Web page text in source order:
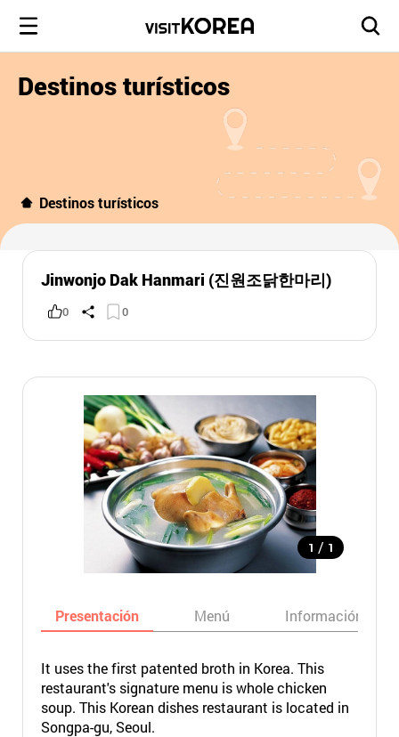
Destinos turísticos
Destinos turísticos
Jinwonjo Dak Hanmari (진원조닭한마리)
0 0
1 / 1
Presentación Menú Información
It uses the first patented broth in Korea. This
restaurant's signature menu is whole chicken
soup. This Korean dishes restaurant is located in
Songpa-gu, Seoul.